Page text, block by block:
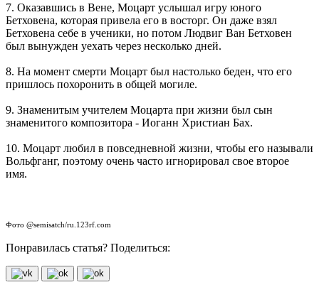
7. Оказавшись в Вене, Моцарт услышал игру юного
Бетховена, которая привела его в восторг. Он даже взял
Бетховена себе в ученики, но потом Людвиг Ван Бетховен
был вынужден уехать через несколько дней.
8. На момент смерти Моцарт был настолько беден, что его
пришлось похоронить в общей могиле.
9. Знаменитым учителем Моцарта при жизни был сын
знаменитого композитора - Иоганн Христиан Бах.
10. Моцарт любил в повседневной жизни, чтобы его называли
Вольфганг, поэтому очень часто игнорировал свое второе
имя.
Фото @semisatch/ru.123rf.com
Понравилась статья? Поделиться: